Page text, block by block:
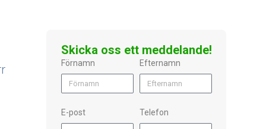
Skicka oss ett meddelande!
Förnamn Efternamn
E-post Telefon